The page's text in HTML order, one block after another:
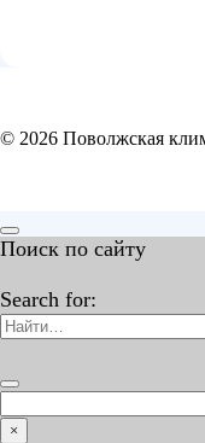
© 2026 Поволжская
Поиск по сайту
Search for:
×